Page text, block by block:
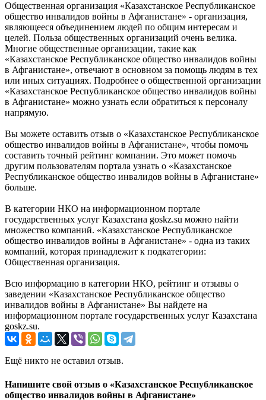
Общественная организация «Казахстанское Республиканское
общество инвалидов войны в Афганистане» - организация,
являющееся объединением людей по общим интересам и
целей. Польза общественных организаций очень велика.
Многие общественные организации, такие как
«Казахстанское Республиканское общество инвалидов войны
в Афганистане», отвечают в основном за помощь людям в тех
или иных ситуациях. Подробнее о общественной организации
«Казахстанское Республиканское общество инвалидов войны
в Афганистане» можно узнать если обратиться к персоналу
напрямую.
Вы можете оставить отзыв о «Казахстанское Республиканское
общество инвалидов войны в Афганистане», чтобы помочь
составить точный рейтинг компании. Это может помочь
другим пользователям портала узнать о «Казахстанское
Республиканское общество инвалидов войны в Афганистане»
больше.
В категории НКО на информационном портале
государственных услуг Казахстана goskz.su можно найти
множество компаний. «Казахстанское Республиканское
общество инвалидов войны в Афганистане» - одна из таких
компаний, которая принадлежит к подкатегории:
Общественная организация.
Всю информацию в категории НКО, рейтинг и отзывы о
заведении «Казахстанское Республиканское общество
инвалидов войны в Афганистане» Вы найдете на
информационном портале государственных услуг Казахстана
goskz.su.
Ещё никто не оставил отзыв.
Напишите свой отзыв о «Казахстанское Республиканское
общество инвалидов войны в Афганистане»